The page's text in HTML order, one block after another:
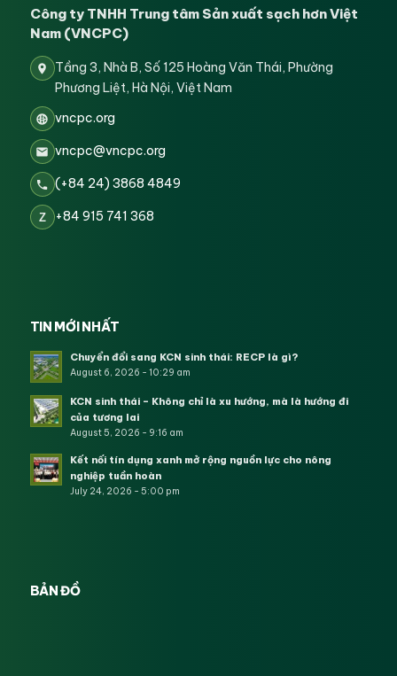
Công ty TNHH Trung tâm Sản xuất sạch hơn Việt
Nam (VNCPC)
Tầng 3, Nhà B, Số 125 Hoàng Văn Thái, Phường
Phương Liệt, Hà Nội, Việt Nam
vncpc.org
vncpc@vncpc.org
(+84 24) 3868 4849
Z +84 915 741 368
TIN MỚI NHẤT
Chuyển đổi sang KCN sinh thái: RECP là gì?
August 6, 2026 - 10:29 am
KCN sinh thái – Không chỉ là xu hướng, mà là hướng đi
của tương lai
August 5, 2026 - 9:16 am
Kết nối tín dụng xanh mở rộng nguồn lực cho nông
nghiệp tuần hoàn
July 24, 2026 - 5:00 pm
BẢN ĐỒ